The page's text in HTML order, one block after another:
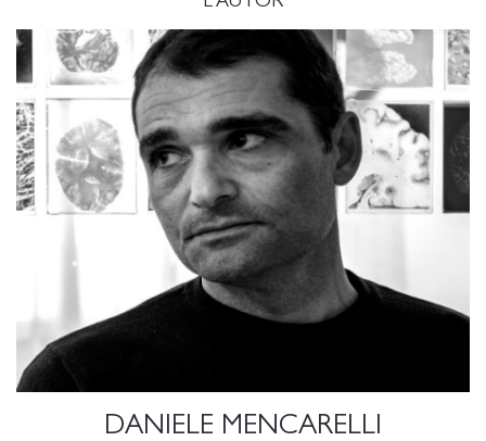
DANIELE MENCARELLI